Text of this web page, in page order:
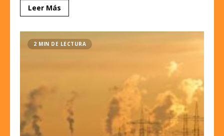
Leer Más
2 MIN DE LECTURA